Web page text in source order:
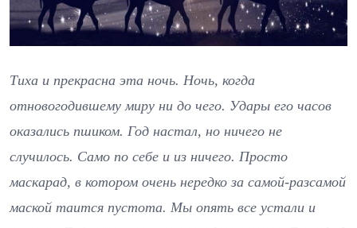
Тиха и прекрасна эта ночь. Ночь, когда
отновогодившему миру ни до чего. Удары его часов
оказались пшиком. Год настал, но ничего не
случилось. Само по себе и из ничего. Просто
маскарад, в котором очень нередко за самой-разсамой
маской таится пустота. Мы опять все устали и